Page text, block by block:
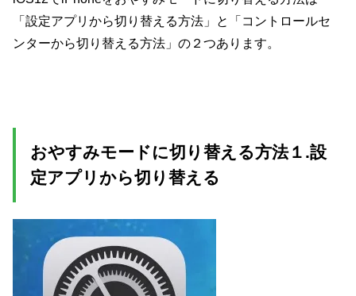
「設定アプリから切り替える方法」と「コントロールセ
ンターから切り替える方法」の２つあります。
おやすみモードに切り替える方法１.設
定アプリから切り替える